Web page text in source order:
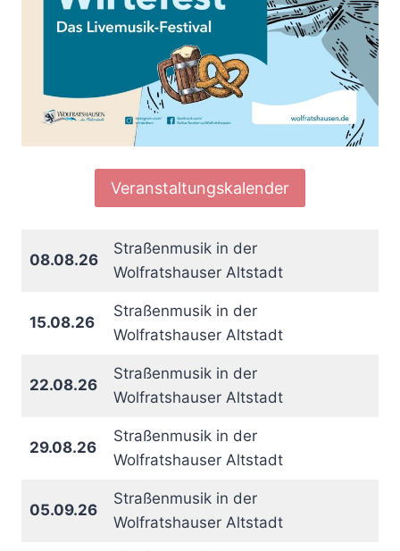
Veranstaltungskalender
08.08.26
Straßenmusik in der
Wolfratshauser Altstadt
15.08.26
Straßenmusik in der
Wolfratshauser Altstadt
22.08.26
Straßenmusik in der
Wolfratshauser Altstadt
29.08.26
Straßenmusik in der
Wolfratshauser Altstadt
05.09.26
Straßenmusik in der
Wolfratshauser Altstadt